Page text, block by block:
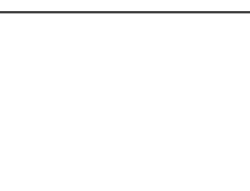
bezoeken!